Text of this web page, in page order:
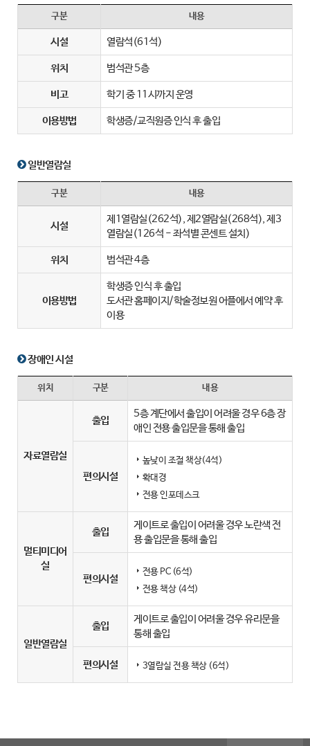
구분 내용
시설 열람석(61석)
위치 범석관 5층
비고 학기 중 11시까지 운영
이용방법 학생증/교직원증 인식 후 출입
일반열람실
구분 내용
시설
제1열람실(262석), 제2열람실(268석), 제3
열람실(126석 - 좌석별 콘센트 설치)
위치 범석관 4층
이용방법
학생증 인식 후 출입
도서관 홈페이지/학술정보원 어플에서 예약 후
이용
장애인 시설
위치 구분 내용
자료열람실
출입
5층 계단에서 출입이 어려울 경우 6층 장
애인 전용 출입문을 통해 출입
편의시설
높낮이 조절 책상(4석)
확대경
전용 인포데스크
멀티미디어
실
출입
게이트로 출입이 어려울 경우 노란색 전
용 출입문을 통해 출입
편의시설
전용 PC (6석)
전용 책상 (4석)
일반열람실
출입
게이트로 출입이 어려울 경우 유리문을
통해 출입
편의시설 3열람실 전용 책상 (6석)